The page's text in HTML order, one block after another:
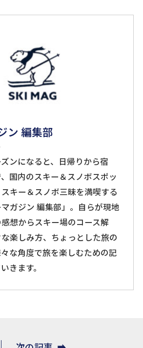
ン 編集部
ンになると、日帰りから宿
国内のスキー＆スノボスポッ
キー＆スノボ三昧を満喫する
ガジン 編集部」。自らが現地
想からスキー場のコース解
楽しみ方、ちょっとした旅の
な角度で旅を楽しむための記
きます。